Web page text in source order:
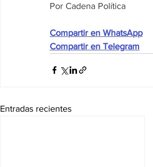
Por Cadena Política
Compartir en WhatsApp
Compartir en Telegram
Entradas recientes